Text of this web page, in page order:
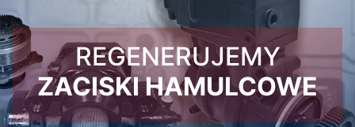
REGENERUJEMY
ZACISKI HAMULCOWE